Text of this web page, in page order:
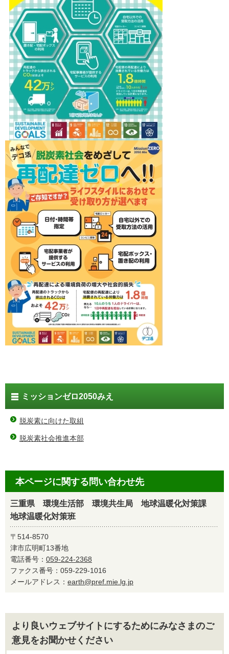
ミッションゼロ2050みえ
脱炭素に向けた取組
脱炭素社会推進本部
本ページに関する問い合わせ先
三重県 環境生活部 環境共生局 地球温暖化対策課
地球温暖化対策班
〒514-8570
津市広明町13番地
電話番号： 059-224-2368
ファクス番号：059-229-1016
メールアドレス： earth@pref.mie.lg.jp
より良いウェブサイトにするためにみなさまのご
意見をお聞かせください